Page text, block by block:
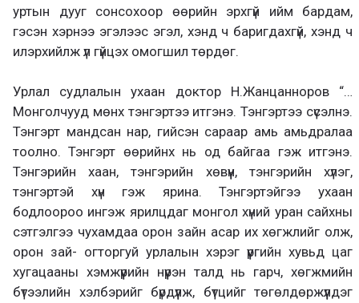
уртын дууг сонсохоор өөрийн эрхгүй ийм бардам,
гэсэн хэрнээ эгэлээс эгэл, хэнд ч баригдахгүй, хэнд ч
илэрхийлж үл гүйцэх омогшил төрдөг.
Урлал судлалын ухаан доктор Н.Жанцанноров “…
Монголчууд мөнх тэнгэртээ итгэнэ. Тэнгэртээ сүсэлнэ.
Тэнгэрт мандсан нар, гийсэн сараар амь амьдралаа
тоолно. Тэнгэрт өөрийнх нь од байгаа гэж итгэнэ.
Тэнгэрийн хаан, тэнгэрийн хөвүүн, тэнгэрийн хүлэг,
тэнгэртэй хүн гэж ярина. Тэнгэртэйгээ ухаан
бодлоороо ингэж ярилцдаг монгол хүний уран сайхны
сэтгэлгээ чухамдаа орон зайн асар их хөгжлийг олж,
орон зай- огторгуй урлалын хэрэг үүргийн хувьд цаг
хугацааны хэмжүүрийн нүүрэн талд нь гарч, хөгжмийн
бүтээлийн хэлбэрийг бүрдүүлж, бүтцийг төгөлдөржүүлдэг